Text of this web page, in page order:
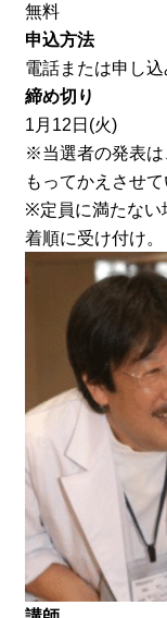
無料
申込方法
電話または申し
締め切り
1月12日(火)
※当選者の発表は
もってかえさせて
※定員に満たない
着順に受け付け。